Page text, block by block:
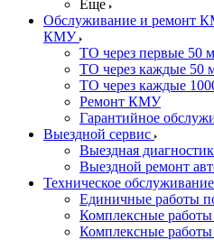
Еще
Обслуживание и ремонт
КМУ
ТО через первые 50
ТО через каждые 50
ТО через каждые
Ремонт КМУ
Гарантийное
Выездной сервис
Выездная
Выездной ремонт
Техническое
Единичные работы
Комплексные
Комплексные